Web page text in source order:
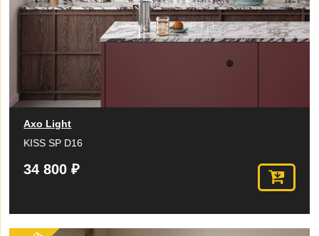
Axo Light
KISS SP D16
34 800 ₽